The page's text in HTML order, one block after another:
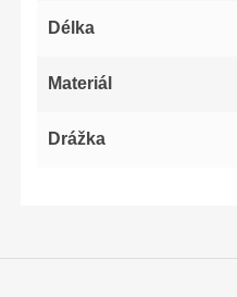
Délka
Materiál
Drážka